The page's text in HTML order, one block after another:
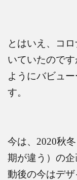
とはいえ、コ
いていたので
ようにバビュ
す。
今は、 2020秋冬
期が違う）の
動後の今はデ